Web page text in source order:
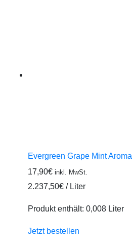
Evergreen Grape Mint Aroma
17,90€ inkl. MwSt.
2.237,50€ / Liter
Produkt enthält: 0,008 Liter
Jetzt bestellen